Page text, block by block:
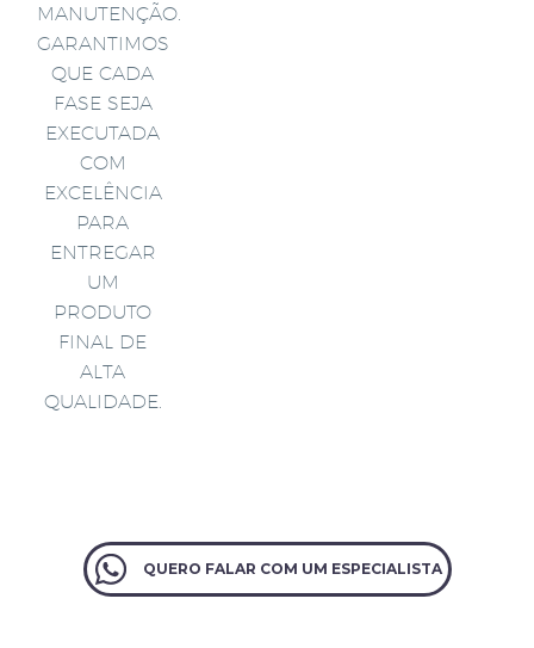
MANUTENÇÃO.
GARANTIMOS
QUE CADA
FASE SEJA
EXECUTADA
COM
EXCELÊNCIA
PARA
ENTREGAR
UM
PRODUTO
FINAL DE
ALTA
QUALIDADE.
QUERO FALAR COM UM ESPECIALISTA